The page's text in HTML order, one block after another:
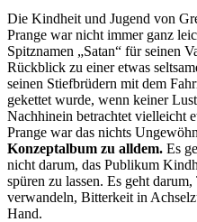
Die Kindheit und Jugend von
Prange war nicht immer ganz
Spitznamen „Satan“ für seinen
Rückblick zu einer etwas
seinen Stiefbrüdern mit dem
gekettet wurde, wenn keiner
Nachhinein betrachtet vielleicht
Prange war das nichts
Konzeptalbum zu alldem. Es
nicht darum, das Publikum
spüren zu lassen. Es geht
verwandeln, Bitterkeit in
Hand.